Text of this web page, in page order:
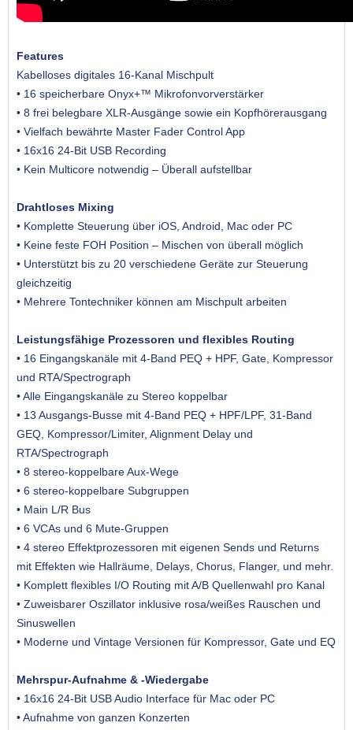
Features
Kabelloses digitales 16-Kanal Mischpult
• 16 speicherbare Onyx+™ Mikrofonvorverstärker
• 8 frei belegbare XLR-Ausgänge sowie ein Kopfhörerausgang
• Vielfach bewährte Master Fader Control App
• 16x16 24-Bit USB Recording
• Kein Multicore notwendig – Überall aufstellbar
Drahtloses Mixing
• Komplette Steuerung über iOS, Android, Mac oder PC
• Keine feste FOH Position – Mischen von überall möglich
• Unterstützt bis zu 20 verschiedene Geräte zur Steuerung
gleichzeitig
• Mehrere Tontechniker können am Mischpult arbeiten
Leistungsfähige Prozessoren und flexibles Routing
• 16 Eingangskanäle mit 4-Band PEQ + HPF, Gate, Kompressor
und RTA/Spectrograph
• Alle Eingangskanäle zu Stereo koppelbar
• 13 Ausgangs-Busse mit 4-Band PEQ + HPF/LPF, 31-Band
GEQ, Kompressor/Limiter, Alignment Delay und
RTA/Spectrograph
• 8 stereo-koppelbare Aux-Wege
• 6 stereo-koppelbare Subgruppen
• Main L/R Bus
• 6 VCAs und 6 Mute-Gruppen
• 4 stereo Effektprozessoren mit eigenen Sends und Returns
mit Effekten wie Hallräume, Delays, Chorus, Flanger, und mehr.
• Komplett flexibles I/O Routing mit A/B Quellenwahl pro Kanal
• Zuweisbarer Oszillator inklusive rosa/weißes Rauschen und
Sinuswellen
• Moderne und Vintage Versionen für Kompressor, Gate und EQ
Mehrspur-Aufnahme & -Wiedergabe
• 16x16 24-Bit USB Audio Interface für Mac oder PC
• Aufnahme von ganzen Konzerten